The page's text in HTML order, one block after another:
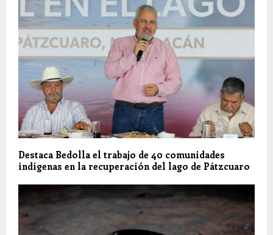
Destaca Bedolla el trabajo de 40 comunidades
indígenas en la recuperación del lago de Pátzcuaro